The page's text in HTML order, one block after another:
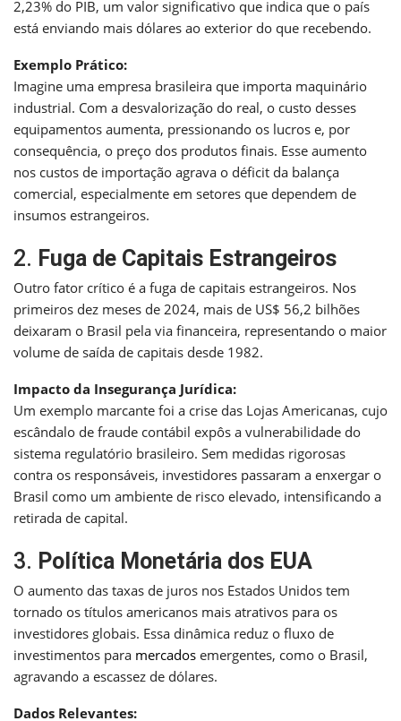
2,23% do PIB, um valor significativo que indica que o país
está enviando mais dólares ao exterior do que recebendo.
Exemplo Prático:
Imagine uma empresa brasileira que importa maquinário
industrial. Com a desvalorização do real, o custo desses
equipamentos aumenta, pressionando os lucros e, por
consequência, o preço dos produtos finais. Esse aumento
nos custos de importação agrava o déficit da balança
comercial, especialmente em setores que dependem de
insumos estrangeiros.
2. Fuga de Capitais Estrangeiros
Outro fator crítico é a fuga de capitais estrangeiros. Nos
primeiros dez meses de 2024, mais de US$ 56,2 bilhões
deixaram o Brasil pela via financeira, representando o maior
volume de saída de capitais desde 1982.
Impacto da Insegurança Jurídica:
Um exemplo marcante foi a crise das Lojas Americanas, cujo
escândalo de fraude contábil expôs a vulnerabilidade do
sistema regulatório brasileiro. Sem medidas rigorosas
contra os responsáveis, investidores passaram a enxergar o
Brasil como um ambiente de risco elevado, intensificando a
retirada de capital.
3. Política Monetária dos EUA
O aumento das taxas de juros nos Estados Unidos tem
tornado os títulos americanos mais atrativos para os
investidores globais. Essa dinâmica reduz o fluxo de
investimentos para mercados emergentes, como o Brasil,
agravando a escassez de dólares.
Dados Relevantes: